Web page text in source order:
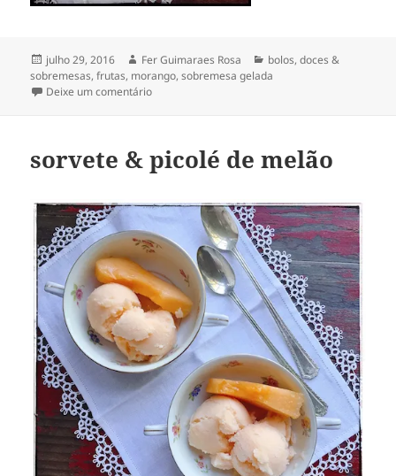
Publicado
em
julho 29, 2016 Autor
Fer Guimaraes Rosa Categorias
bolos,doces &
sobremesas,frutas, morango,sobremesa gelada
Deixe um comentárioem bolo gelado de morango ● ● strawberry
sorvete & picolé de melão